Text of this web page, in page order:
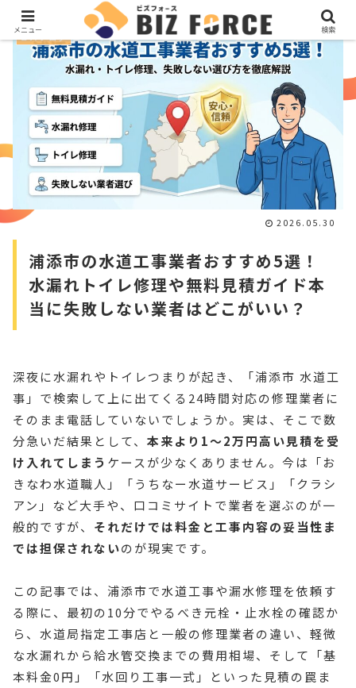
浦添市の水道工事業者おすすめ5選！
水漏れトイレ修理や無料見積ガイド本
当に失敗しない業者はどこがいい？
ビズブログ
2026.05.30
深夜に水漏れやトイレつまりが起き、「浦添市 水道工
事」で検索して上に出てくる24時間対応の修理業者に
そのまま電話していないでしょうか。実は、そこで数
分急いだ結果として、 本来より1〜2万円高い見積を受
け入れてしまう ケースが少なくありません。今は「お
きなわ水道職人」「うちなー水道サービス」「クラシ
アン」など大手や、口コミサイトで業者を選ぶのが一
般的ですが、 それだけでは料金と工事内容の妥当性ま
では担保されないのが現実です。
この記事では、浦添市で水道工事や漏水修理を依頼す
る際に、最初の10分でやるべき元栓・止水栓の確認か
ら、水道局指定工事店と一般の修理業者の違い、軽微
な水漏れから給水管交換までの費用相場、そして「基
本料金0円」「水回り工事一式」といった見積の罠ま
メニュー 検索